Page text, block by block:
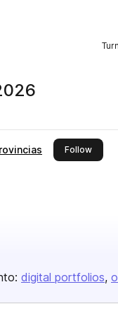
Followthis
digital portfolios